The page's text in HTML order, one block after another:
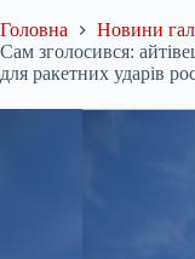
Головна
Новини
Сам зголосився:
для ракетних ударів